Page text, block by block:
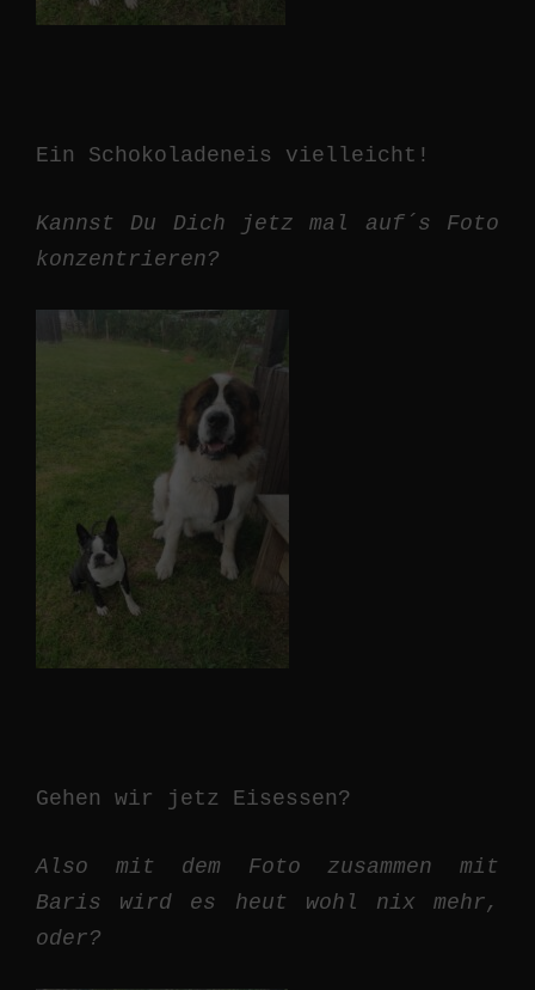
Ein Schokoladeneis vielleicht!
Kannst Du Dich jetz mal auf´s Foto
konzentrieren?
Gehen wir jetz Eisessen?
Also mit dem Foto zusammen mit
Baris wird es heut wohl nix mehr,
oder?